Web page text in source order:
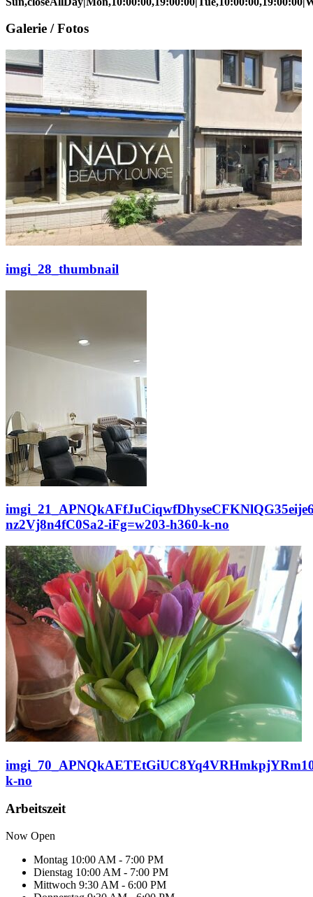
Galerie / Fotos
imgi_28_thumbnail
nz2Vj8n4fC0Sa2-iFg=w203-h360-k-no
k-no
Arbeitszeit
Now Open
Montag 10:00 AM - 7:00 PM
Dienstag 10:00 AM - 7:00 PM
Mittwoch 9:30 AM - 6:00 PM